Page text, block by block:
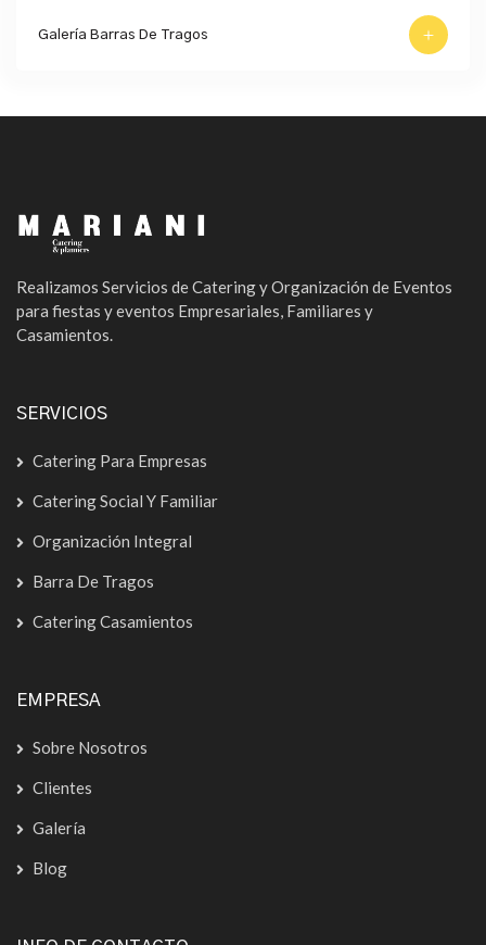
Galería Barras De Tragos
Realizamos Servicios de Catering y Organización de Eventos
para fiestas y eventos Empresariales, Familiares y
Casamientos.
SERVICIOS
Catering Para Empresas
Catering Social Y Familiar
Organización Integral
Barra De Tragos
Catering Casamientos
EMPRESA
Sobre Nosotros
Clientes
Galería
Blog